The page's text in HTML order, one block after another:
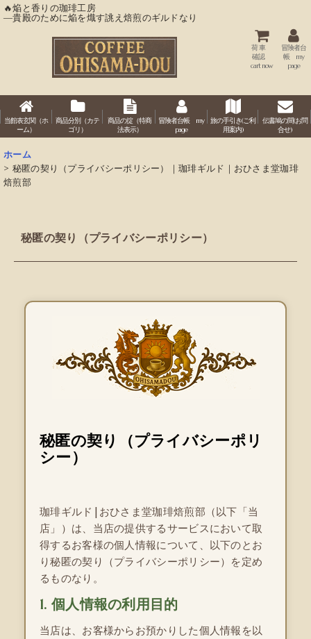
🔥焔と香りの珈琲工房
―貴殿のために焔を熾す誂え焙煎のギルドなり
荷 車
確認
cart now
冒険者台
帳 my
page
当館表玄関（ホ
ーム）
商品分別（カテ
ゴリ）
商品の掟（特商
法表示）
冒険者台帳 my
page
旅の手引き(ご利
用案内)
伝書鳩の間(お問
合せ)
ホーム
> 秘匿の契り（プライバシーポリシー）｜珈琲ギルド｜おひさま堂珈琲
焙煎部
秘匿の契り（プライバシーポリシー）
秘匿の契り（プライバシーポリ
シー）
珈琲ギルド|おひさま堂珈琲焙煎部（以下「当
店」）は、当店の提供するサービスにおいて取
得するお客様の個人情報について、以下のとお
り秘匿の契り（プライバシーポリシー）を定め
るものなり。
1. 個人情報の利用目的
当店は、お客様からお預かりした個人情報を以